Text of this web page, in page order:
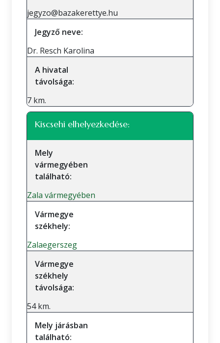
jegyzo@bazakerettye.hu
Jegyző neve:
Dr. Resch Karolina
A hivatal
távolsága:
7 km.
Kiscsehi elhelyezkedése:
Mely
vármegyében
található:
Zala vármegyében
Vármegye
székhely:
Zalaegerszeg
Vármegye
székhely
távolsága:
54 km.
Mely járásban
található: